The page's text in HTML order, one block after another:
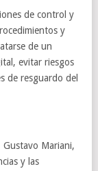
de control y
y
de un
evitar riesgos
de resguardo del
Gustavo Mariani,
y las